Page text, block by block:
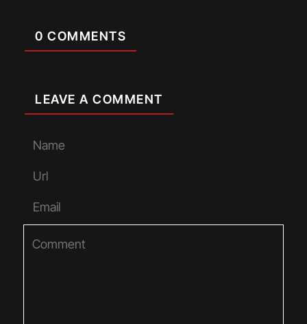
0 COMMENTS
LEAVE A COMMENT